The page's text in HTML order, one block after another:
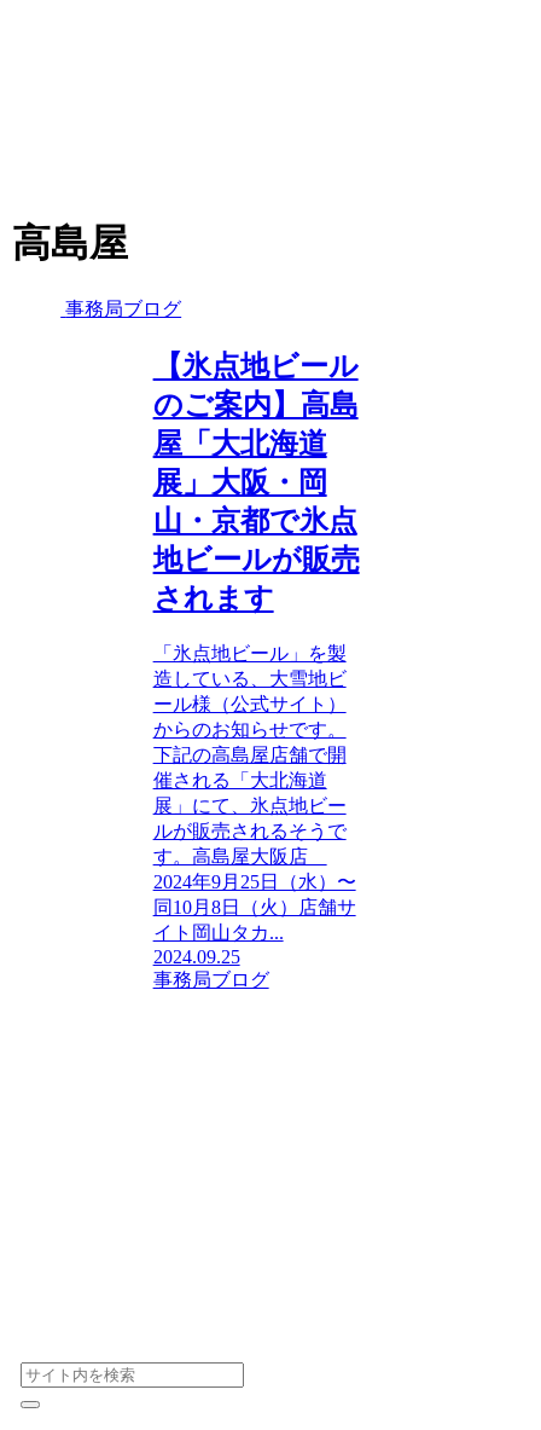
高島屋
事務局ブログ
【氷点地ビール
のご案内】高島
屋「大北海道
展」大阪・岡
山・京都で氷点
地ビールが販売
されます
「氷点地ビール」を製
造している、大雪地ビ
ール様（公式サイト）
からのお知らせです。
下記の高島屋店舗で開
催される「大北海道
展」にて、氷点地ビー
ルが販売されるそうで
す。高島屋大阪店
2024年9月25日（水）〜
同10月8日（火）店舗サ
イト岡山タカ...
2024.09.25
事務局ブログ